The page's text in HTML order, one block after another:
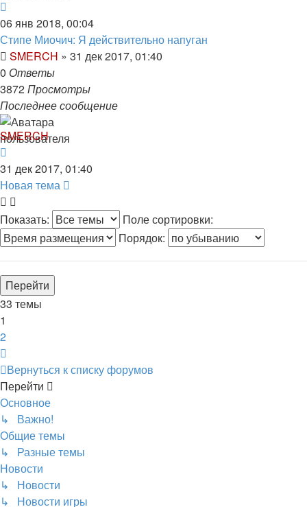
06 янв 2018, 00:04
Стипе Миочич: Я действительно напуган
SMERCH » 31 дек 2017, 01:40
0 Ответы
3872Просмотры
Последнее сообщение
SMERCH
31 дек 2017, 01:40
Новая тема
Показать:
Поле сортировки:
Порядок:
33 темы
1
2
Вернуться к списку форумов
Перейти
Основное
↳ Важно!
Общие темы
↳ Разные темы
Новости
↳ Новости
↳ Новости игры